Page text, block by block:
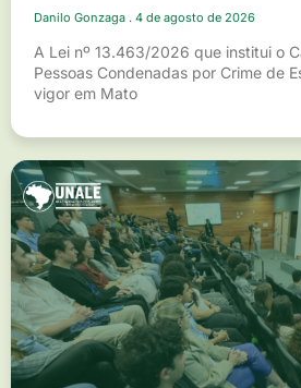
Danilo Gonzaga 4 de agosto de 2026
A Lei nº 13.463/2026 que institui o
Pessoas Condenadas por Crime de
vigor em Mato